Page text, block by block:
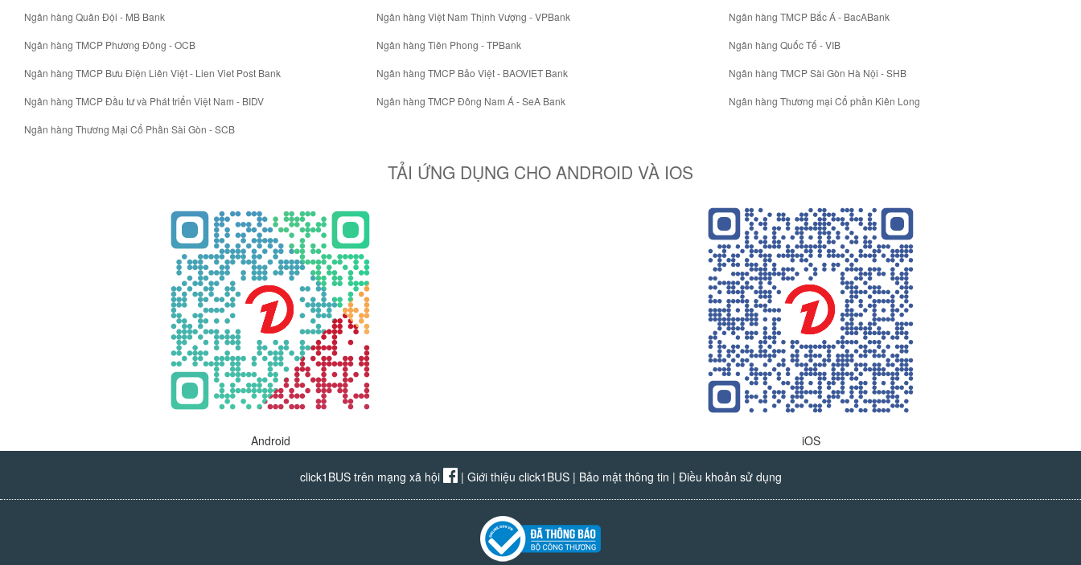
Ngân hàng Quân Đội - MB Bank
Ngân hàng TMCP Phương Đông - OCB
Ngân hàng TMCP Bưu Điện Liên Việt - Lien Viet Post Bank
Ngân hàng TMCP Đầu tư và Phát triển Việt Nam - BIDV
Ngân hàng Thương Mại Cổ Phần Sài Gòn - SCB
Ngân hàng Việt Nam Thịnh Vượng - VPBank
Ngân hàng Tiên Phong - TPBank
Ngân hàng TMCP Bảo Việt - BAOVIET Bank
Ngân hàng TMCP Đông Nam Á - SeA Bank
Ngân hàng TMCP Bắc Á - BacABank
Ngân hàng Quốc Tế - VIB
Ngân hàng TMCP Sài Gòn Hà Nội - SHB
Ngân hàng Thương mại Cổ phần Kiên Long
TẢI ỨNG DỤNG CHO ANDROID VÀ IOS
Android iOS
click1BUS trên mạng xã hội | Giới thiệu click1BUS| Bảo mật thông tin | Điều khoản sử dụng